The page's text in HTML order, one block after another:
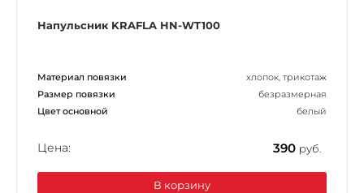
Напульсник KRAFLA HN-WT100
Материал повязки
хлопок, трикотаж
Размер повязки
безразмерная
Цвет основной
белый
Цена: 390 руб.
В корзину